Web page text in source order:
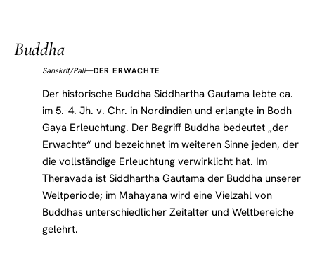
Buddha
Sanskrit/Pali—DER ERWACHTE
Der historische Buddha Siddhartha Gautama lebte ca.
im 5.–4. Jh. v. Chr. in Nordindien und erlangte in Bodh
Gaya Erleuchtung. Der Begriff Buddha bedeutet „der
Erwachte“ und bezeichnet im weiteren Sinne jeden, der
die vollständige Erleuchtung verwirklicht hat. Im
Theravada ist Siddhartha Gautama der Buddha unserer
Weltperiode; im Mahayana wird eine Vielzahl von
Buddhas unterschiedlicher Zeitalter und Weltbereiche
gelehrt.